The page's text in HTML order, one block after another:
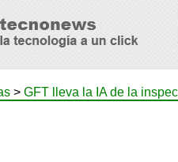
> GFT lleva la IA de la